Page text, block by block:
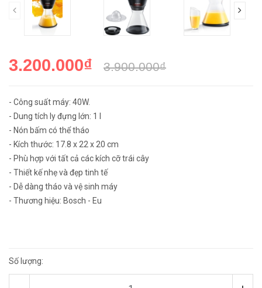
3.200.000₫ 3.900.000₫
- Công suất máy: 40W.
- Dung tích ly đựng lớn: 1 l
- Nón bấm có thể tháo
- Kích thước: 17.8 x 22 x 20 cm
- Phù hợp với tất cả các kích cỡ trái cây
- Thiết kế nhẹ và đẹp tinh tế
- Dễ dàng tháo và vệ sinh máy
- Thương hiệu: Bosch - Eu
Số lượng: